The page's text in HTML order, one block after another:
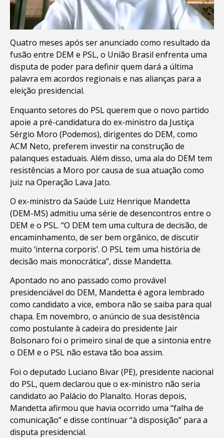
Quatro meses após ser anunciado como resultado da
fusão entre DEM e PSL, o União Brasil enfrenta uma
disputa de poder para definir quem dará a última
palavra em acordos regionais e nas alianças para a
eleição presidencial.
Enquanto setores do PSL querem que o novo partido
apoie a pré-candidatura do ex-ministro da Justiça
Sérgio Moro (Podemos), dirigentes do DEM, como
ACM Neto, preferem investir na construção de
palanques estaduais. Além disso, uma ala do DEM tem
resistências a Moro por causa de sua atuação como
juiz na Operação Lava Jato.
O ex-ministro da Saúde Luiz Henrique Mandetta
(DEM-MS) admitiu uma série de desencontros entre o
DEM e o PSL. “O DEM tem uma cultura de decisão, de
encaminhamento, de ser bem orgânico, de discutir
muito ‘interna corporis’. O PSL tem uma história de
decisão mais monocrática”, disse Mandetta.
Apontado no ano passado como provável
presidenciável do DEM, Mandetta é agora lembrado
como candidato a vice, embora não se saiba para qual
chapa. Em novembro, o anúncio de sua desistência
como postulante à cadeira do presidente Jair
Bolsonaro foi o primeiro sinal de que a sintonia entre
o DEM e o PSL não estava tão boa assim.
Foi o deputado Luciano Bivar (PE), presidente nacional
do PSL, quem declarou que o ex-ministro não seria
candidato ao Palácio do Planalto. Horas depois,
Mandetta afirmou que havia ocorrido uma “falha de
comunicação” e disse continuar “à disposição” para a
disputa presidencial.